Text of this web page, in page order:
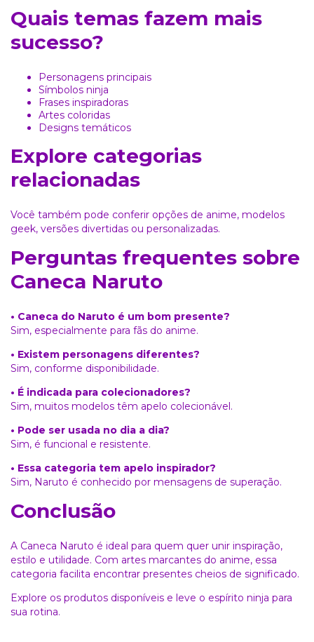
Quais temas fazem mais
sucesso?
Personagens principais
Símbolos ninja
Frases inspiradoras
Artes coloridas
Designs temáticos
Explore categorias
relacionadas
Você também pode conferir opções de anime, modelos
geek, versões divertidas ou personalizadas.
Perguntas frequentes sobre
Caneca Naruto
• Caneca do Naruto é um bom presente?
Sim, especialmente para fãs do anime.
• Existem personagens diferentes?
Sim, conforme disponibilidade.
• É indicada para colecionadores?
Sim, muitos modelos têm apelo colecionável.
• Pode ser usada no dia a dia?
Sim, é funcional e resistente.
• Essa categoria tem apelo inspirador?
Sim, Naruto é conhecido por mensagens de superação.
Conclusão
A Caneca Naruto é ideal para quem quer unir inspiração,
estilo e utilidade. Com artes marcantes do anime, essa
categoria facilita encontrar presentes cheios de significado.
Explore os produtos disponíveis e leve o espírito ninja para
sua rotina.